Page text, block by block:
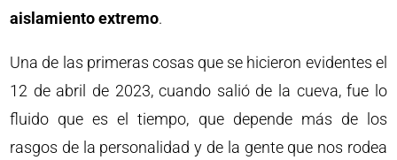
aislamiento extremo.
Una de las primeras cosas que se hicieron evidentes el
12 de abril de 2023, cuando salió de la cueva, fue lo
fluido que es el tiempo, que depende más de los
rasgos de la personalidad y de la gente que nos rodea